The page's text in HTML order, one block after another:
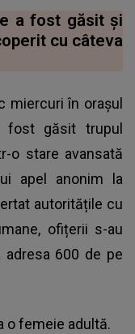
a fost găsit și
cu câteva
miercuri în orașul
fost găsit trupul
o stare avansată
apel anonim la
autoritățile cu
ofițerii s-au
600 de pe
o femeie adultă.